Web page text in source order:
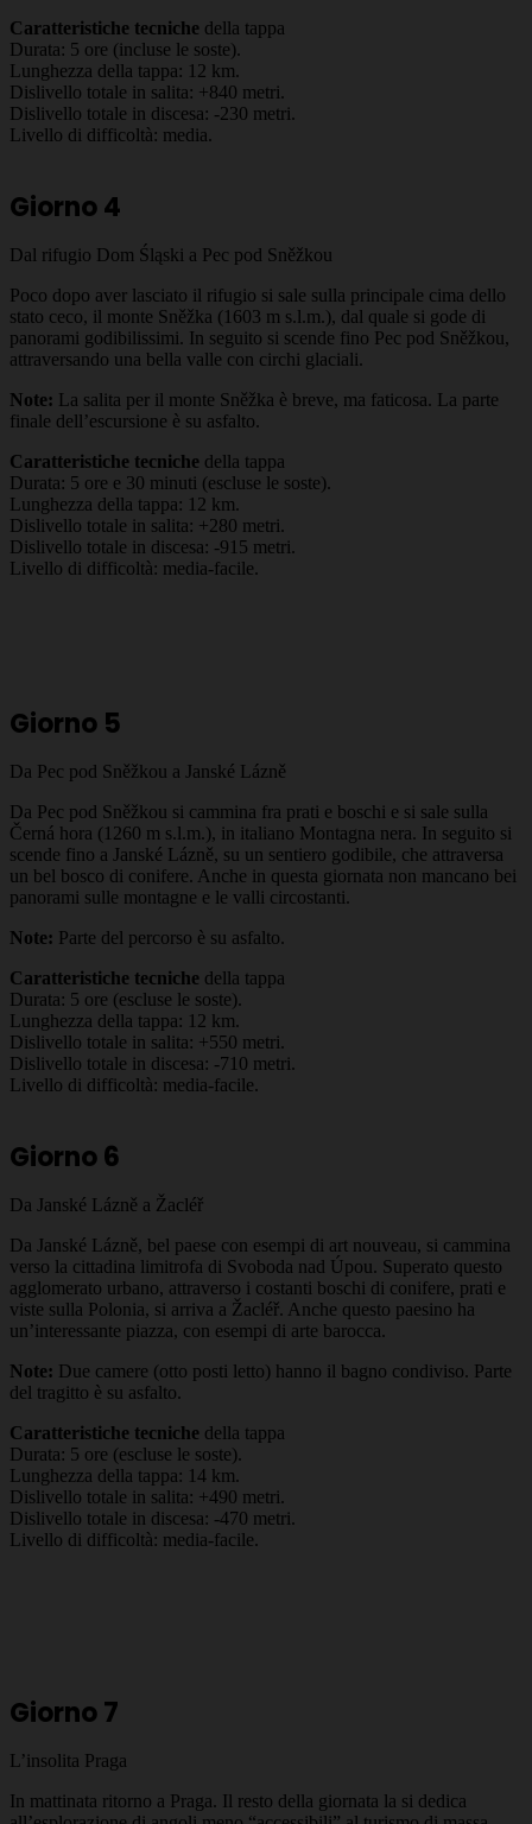
Caratteristiche tecniche della tappa
Durata: 5 ore (incluse le soste).
Lunghezza della tappa: 12 km.
Dislivello totale in salita: +840 metri.
Dislivello totale in discesa: -230 metri.
Livello di difficoltà: media.
Giorno 4
Dal rifugio Dom Śląski a Pec pod Sněžkou
Poco dopo aver lasciato il rifugio si sale sulla principale cima dello
stato ceco, il monte Sněžka (1603 m s.l.m.), dal quale si gode di
panorami godibilissimi. In seguito si scende fino Pec pod Sněžkou,
attraversando una bella valle con circhi glaciali.
Note: La salita per il monte Sněžka è breve, ma faticosa. La parte
finale dell’escursione è su asfalto.
Caratteristiche tecniche della tappa
Durata: 5 ore e 30 minuti (escluse le soste).
Lunghezza della tappa: 12 km.
Dislivello totale in salita: +280 metri.
Dislivello totale in discesa: -915 metri.
Livello di difficoltà: media-facile.
Giorno 5
Da Pec pod Sněžkou a Janské Lázně
Da Pec pod Sněžkou si cammina fra prati e boschi e si sale sulla
Černá hora (1260 m s.l.m.), in italiano Montagna nera. In seguito si
scende fino a Janské Lázně, su un sentiero godibile, che attraversa
un bel bosco di conifere. Anche in questa giornata non mancano bei
panorami sulle montagne e le valli circostanti.
Note: Parte del percorso è su asfalto.
Caratteristiche tecniche della tappa
Durata: 5 ore (escluse le soste).
Lunghezza della tappa: 12 km.
Dislivello totale in salita: +550 metri.
Dislivello totale in discesa: -710 metri.
Livello di difficoltà: media-facile.
Giorno 6
Da Janské Lázně a Žacléř
Da Janské Lázně, bel paese con esempi di art nouveau, si cammina
verso la cittadina limitrofa di Svoboda nad Úpou. Superato questo
agglomerato urbano, attraverso i costanti boschi di conifere, prati e
viste sulla Polonia, si arriva a Žacléř. Anche questo paesino ha
un’interessante piazza, con esempi di arte barocca.
Note: Due camere (otto posti letto) hanno il bagno condiviso. Parte
del tragitto è su asfalto.
Caratteristiche tecniche della tappa
Durata: 5 ore (escluse le soste).
Lunghezza della tappa: 14 km.
Dislivello totale in salita: +490 metri.
Dislivello totale in discesa: -470 metri.
Livello di difficoltà: media-facile.
Giorno 7
L’insolita Praga
In mattinata ritorno a Praga. Il resto della giornata la si dedica